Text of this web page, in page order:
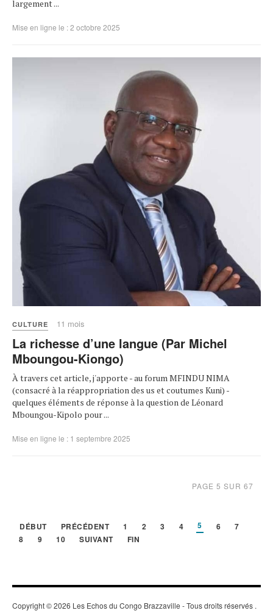
largement ...
Mise en ligne le : 2 octobre 2025
CULTURE 11 mois
La richesse d’une langue (Par Michel
Mboungou-Kiongo)
À travers cet article, j'apporte - au forum MFINDU NIMA
(consacré à la réappropriation des us et coutumes Kuni) -
quelques éléments de réponse à la question de Léonard
Mboungou-Kipolo pour ...
Mise en ligne le : 1 septembre 2025
PAGE 5 SUR 67
DÉBUT PRÉCÉDENT 1 2 3 4 5 6
7
8
9 10 SUIVANT FIN
Copyright © 2026 Les Echos du Congo Brazzaville - Tous droits réservés .